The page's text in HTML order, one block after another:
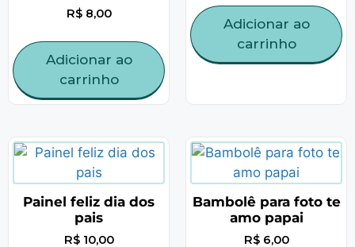
R$8,00
Adicionar ao
carrinho
Adicionar ao
carrinho
Painel feliz dia dos
pais
R$10,00
Bambolê para foto te
amo papai
R$6,00